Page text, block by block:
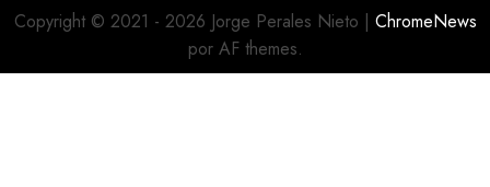
Copyright © 2021 - 2026 Jorge Perales Nieto | ChromeNews
por AF themes.